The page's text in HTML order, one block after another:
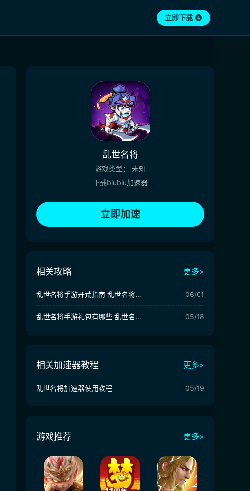
立即下载
乱世名将
游戏类型：
未知
下载biubiu加速器
立即加速
相关攻略 更多>
乱世名将手游开荒指南 乱世名将手游新手指南分享 06/01
乱世名将手游礼包有哪些 乱世名将手游礼包介绍 05/18
相关加速器教程 更多>
乱世名将加速器使用教程 05/19
游戏推荐 更多>